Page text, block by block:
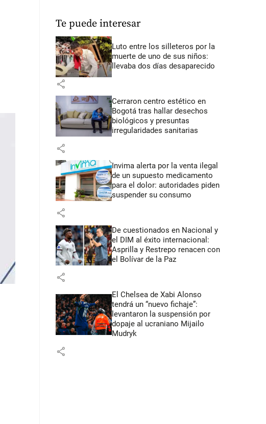
Te puede interesar
Luto entre los silleteros por la
muerte de uno de sus niños:
llevaba dos días desaparecido
share
Cerraron centro estético en
Bogotá tras hallar desechos
biológicos y presuntas
irregularidades sanitarias
share
Invima alerta por la venta ilegal
de un supuesto medicamento
para el dolor: autoridades piden
suspender su consumo
share
De cuestionados en Nacional y
el DIM al éxito internacional:
Asprilla y Restrepo renacen con
el Bolívar de la Paz
share
El Chelsea de Xabi Alonso
tendrá un “nuevo fichaje”:
levantaron la suspensión por
dopaje al ucraniano Mijailo
Mudryk
share